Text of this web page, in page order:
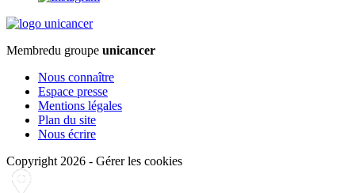
Membredu groupe unicancer
Nous connaître
Espace presse
Mentions légales
Plan du site
Nous écrire
Copyright 2026 - Gérer les cookies